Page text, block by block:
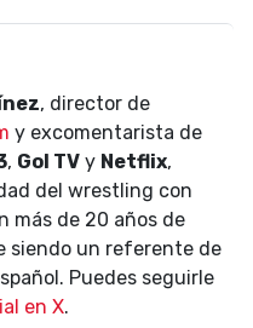
, director de
y excomentarista de
, Gol TV y Netflix,
del wrestling con
más de 20 años de
siendo un referente de
Puedes seguirle
en X.